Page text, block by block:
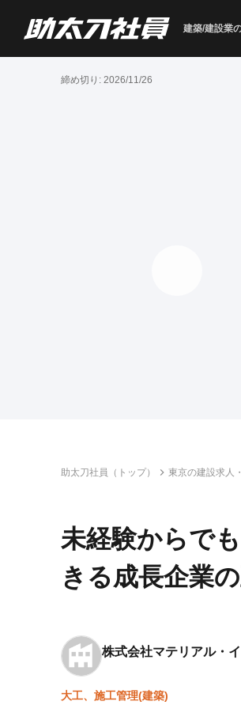
建築/建設業
締め切り: 2026/11/26
助太刀社員（トップ）
東京の建設求人
未経験からで
きる成長企業
株式会社マテリアル・
大工、施工管理(建築)